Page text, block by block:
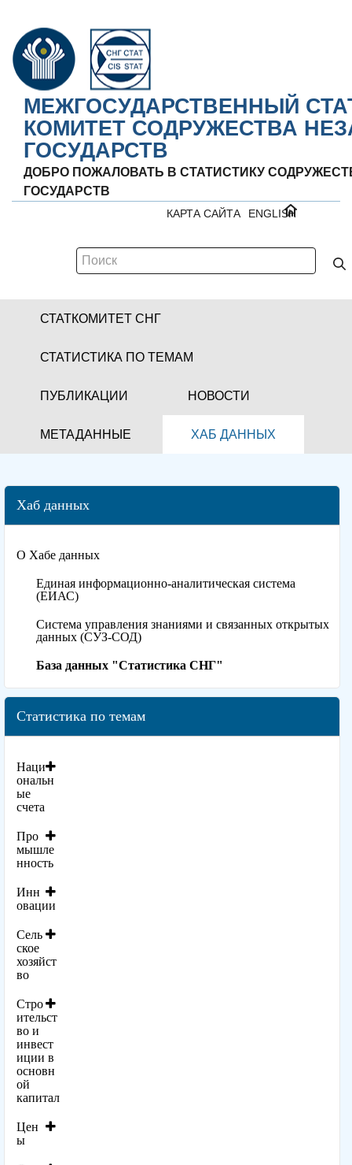
МЕЖГОСУДАРСТВЕННЫЙ
КОМИТЕТ СОДРУЖЕСТВА
ГОСУДАРСТВ
ДОБРО ПОЖАЛОВАТЬ В СТАТИСТИКУ
ГОСУДАРСТВ
ENGLISH
КАРТА САЙТА
СТАТКОМИТЕТ СНГ
СТАТИСТИКА ПО ТЕМАМ
ПУБЛИКАЦИИ НОВОСТИ
МЕТАДАННЫЕ ХАБ ДАННЫХ
Хаб данных
О Хабе данных
Единая информационно-аналитическая система
(ЕИАС)
Система управления знаниями и связанных открытых
данных (СУЗ-СОД)
База данных "Статистика СНГ"
Статистика по темам
Наци
ональн
ые
счета
Про
мышле
нность
Инн
овации
Сель
ское
хозяйст
во
Стро
ительст
во и
инвест
иции в
основн
ой
капитал
Цен
ы